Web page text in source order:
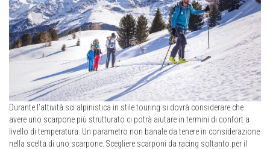
Durante l’attività sci alpinistica in stile touring si dovrà considerare che
avere uno scarpone più strutturato ci potrà aiutare in termini di confort a
livello di temperatura. Un parametro non banale da tenere in considerazione
nella scelta di uno scarpone. Scegliere scarponi da racing soltanto per il